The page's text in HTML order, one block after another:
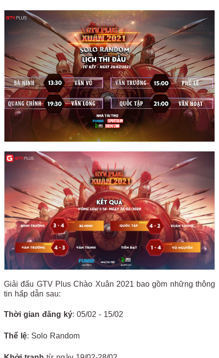
Giải đấu GTV Plus Chào Xuân 2021 bao gồm những thông
tin hấp dẫn sau:
Thời gian đăng ký: 05/02 - 15/02
Thể lệ: Solo Random